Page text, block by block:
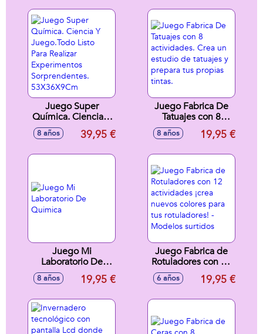
Juego Super
Química. Ciencia Y
Juego.Todo Listo
Para Realizar
8 años 39,95 €
Juego Fabrica De
Tatuajes con 8
actividades. Crea
un estudio de
8 años 19,95 €
Juego Mi
Laboratorio De
Quimica
8 años 19,95 €
Juego Fabrica de
Rotuladores con 12
actividades ¡crea
nuevos colores
Modelos surtidos
6 años 19,95 €